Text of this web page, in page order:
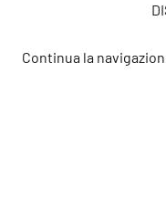
Continua la